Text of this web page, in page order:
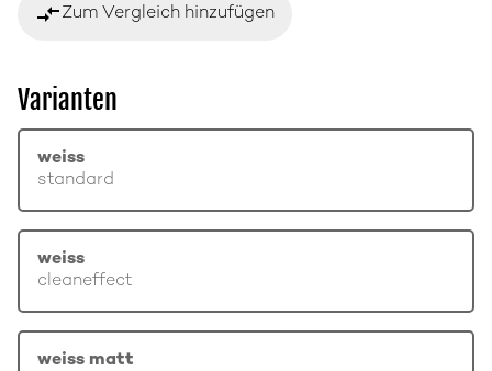
compare_arrowsZum Vergleich hinzufügen
Varianten
weiss
standard
weiss
cleaneffect
weiss matt